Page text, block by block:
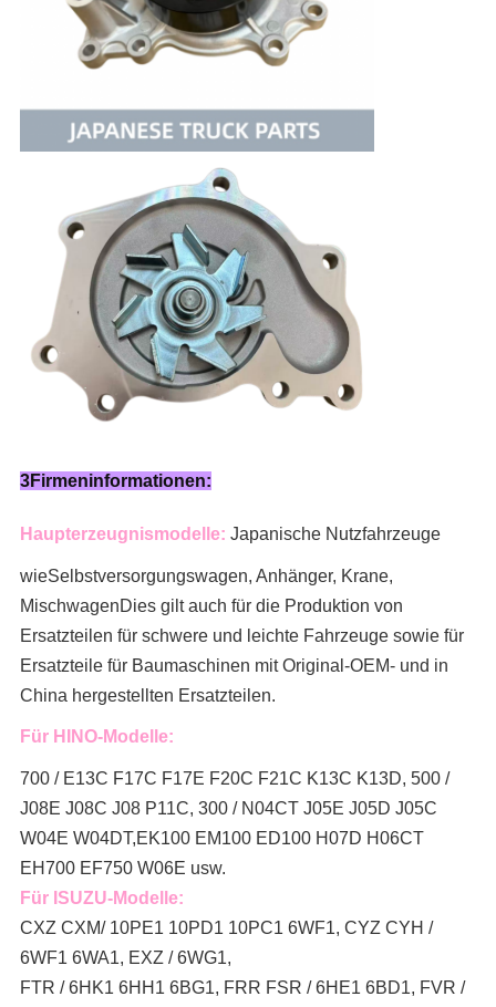
3Firmeninformationen:
Haupterzeugnismodelle: Japanische Nutzfahrzeuge
wieSelbstversorgungswagen, Anhänger, Krane,
MischwagenDies gilt auch für die Produktion von
Ersatzteilen für schwere und leichte Fahrzeuge sowie für
Ersatzteile für Baumaschinen mit Original-OEM- und in
China hergestellten Ersatzteilen.
Für HINO-Modelle:
700 / E13C F17C F17E F20C F21C K13C K13D, 500 /
J08E J08C J08 P11C, 300 / N04CT J05E J05D J05C
W04E W04DT,EK100 EM100 ED100 H07D H06CT
EH700 EF750 W06E usw.
Für ISUZU-Modelle:
CXZ CXM/ 10PE1 10PD1 10PC1 6WF1, CYZ CYH /
6WF1 6WA1, EXZ / 6WG1,
FTR / 6HK1 6HH1 6BG1, FRR FSR / 6HE1 6BD1, FVR /